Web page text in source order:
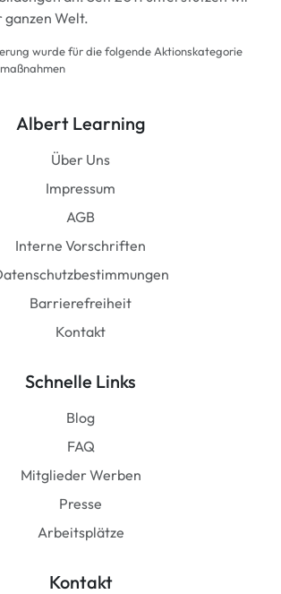
ganzen Welt.
wurde für die folgende Aktionskategorie
Albert Learning
Über Uns
Impressum
AGB
Interne Vorschriften
Barrierefreiheit
Kontakt
Schnelle Links
Blog
FAQ
Mitglieder Werben
Presse
Arbeitsplätze
Kontakt